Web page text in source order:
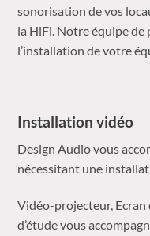
sonorisation de vos
la HiFi. Notre équipe
l’installation de votre
Installation vidéo
Design Audio vous
nécessitant une
Vidéo-projecteur,
d’étude vous